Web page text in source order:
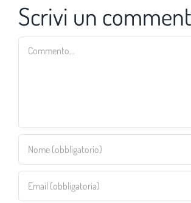
Scrivi un
Commento